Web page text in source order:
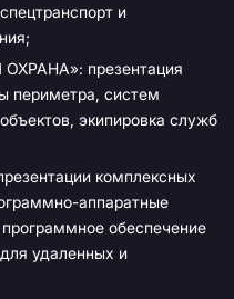
и
презентация
периметра, систем
экипировка служб
комплексных
аппаратные
обеспечение
удаленных и